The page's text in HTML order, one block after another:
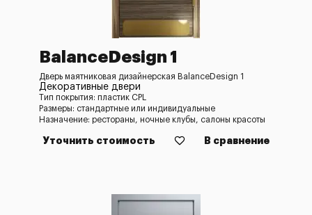
BalanceDesign 1
Дверь маятниковая дизайнерская BalanceDesign 1
Декоративные двери
Тип покрытия: пластик CPL
Размеры: стандартные или индивидуальные
Назначение: рестораны, ночные клубы, салоны красоты
Уточнить стоимость В сравнение